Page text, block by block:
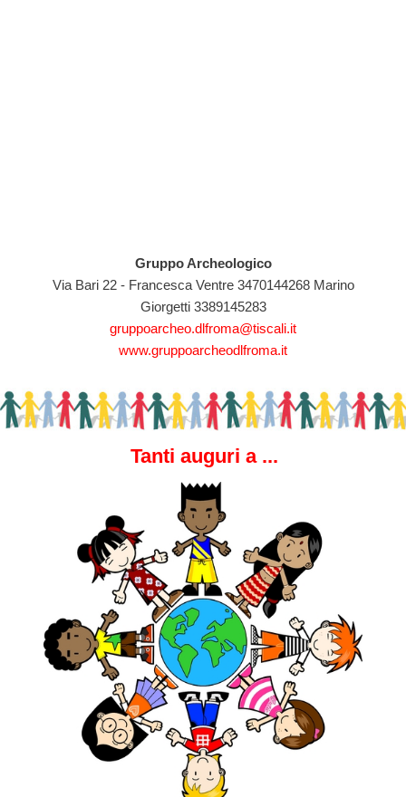
Gruppo Archeologico
Via Bari 22 - Francesca Ventre 3470144268 Marino
Giorgetti 3389145283
gruppoarcheo.dlfroma@tiscali.it
www.gruppoarcheodlfroma.it
Tanti auguri a ...